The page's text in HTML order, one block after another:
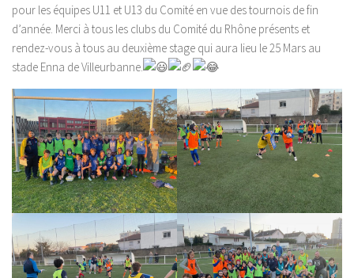
pour les équipes U11 et U13 du Comité en vue des tournois de fin
d’année. Merci à tous les clubs du Comité du Rhône présents et
rendez-vous à tous au deuxième stage qui aura lieu le 25 Mars au
stade Enna de Villeurbanne.